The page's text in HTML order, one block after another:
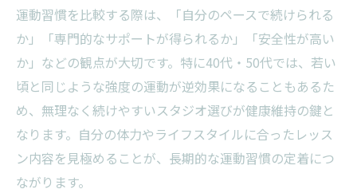
運動習慣を比較する際は、「自分のペースで続けられる
か」「専門的なサポートが得られるか」「安全性が高い
か」などの観点が大切です。特に40代・50代では、若い
頃と同じような強度の運動が逆効果になることもあるた
め、無理なく続けやすいスタジオ選びが健康維持の鍵と
なります。自分の体力やライフスタイルに合ったレッス
ン内容を見極めることが、長期的な運動習慣の定着につ
ながります。